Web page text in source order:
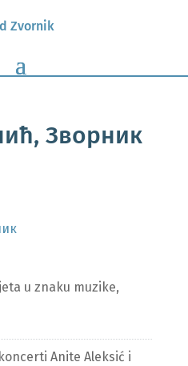
Зворник
u znaku muzike,
Anite Aleksić i